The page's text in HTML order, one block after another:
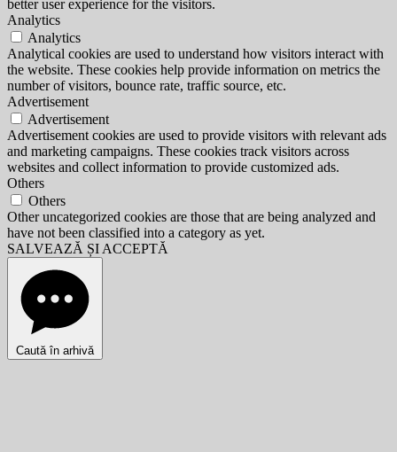
better user experience for the visitors.
Analytics
Analytics
Analytical cookies are used to understand how visitors interact with
the website. These cookies help provide information on metrics the
number of visitors, bounce rate, traffic source, etc.
Advertisement
Advertisement
Advertisement cookies are used to provide visitors with relevant ads
and marketing campaigns. These cookies track visitors across
websites and collect information to provide customized ads.
Others
Others
Other uncategorized cookies are those that are being analyzed and
have not been classified into a category as yet.
SALVEAZĂ ȘI ACCEPTĂ
Caută în arhivă